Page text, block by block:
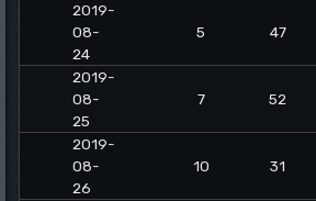
2019-
08-
24
5 47
2019-
08-
25
7 52
2019-
08-
26
10 31